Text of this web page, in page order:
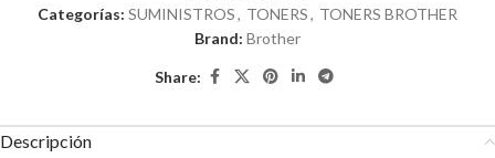
Categorías: SUMINISTROS, TONERS, TONERS BROTHER
Brand: Brother
Share:
Descripción